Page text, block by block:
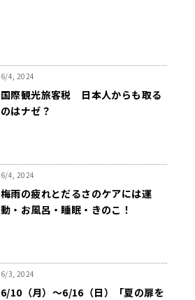
6/4, 2024
国際観光旅客税 日本人からも取る
のはナゼ？
6/4, 2024
梅雨の疲れとだるさのケアには運
動・お風呂・睡眠・きのこ！
6/3, 2024
6/10（月）～6/16（日）「夏の扉を